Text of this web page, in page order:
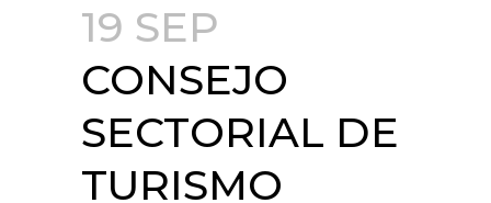
19 SEP
CONSEJO
SECTORIAL DE
TURISMO